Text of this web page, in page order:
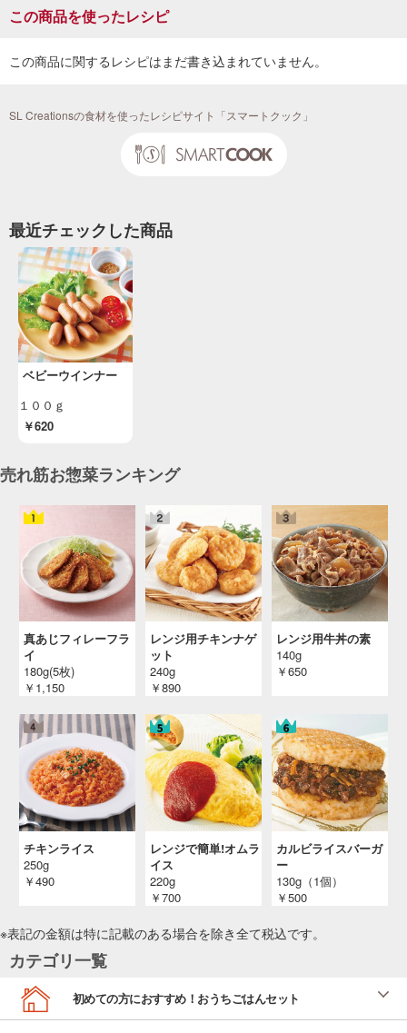
この商品を使ったレシピ
この商品に関するレシピはまだ書き込まれていません。
SL Creationsの食材を使ったレシピサイト「スマートクック」
最近チェックした商品
ベビーウインナー
１００ｇ
￥620
売れ筋お惣菜ランキング
真あじフィレーフラ
イ
180g(5枚)
￥1,150
レンジ用チキンナゲ
ット
240g
￥890
レンジ用牛丼の素
140g
￥650
チキンライス
250g
￥490
レンジで簡単!オムラ
イス
220g
￥700
カルビライスバーガ
ー
130g（1個）
￥500
※表記の金額は特に記載のある場合を除き全て税込です。
カテゴリ一覧
初めての方におすすめ！おうちごはんセット